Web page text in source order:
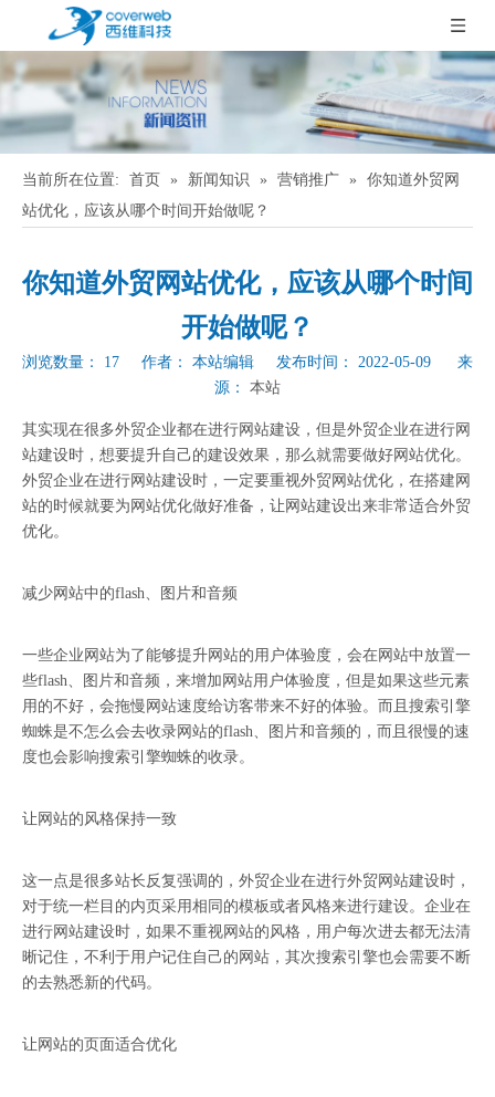
当前所在位置: 首页 » 新闻知识 » 营销推广 »
你知道外贸网
站优化，应该从哪个时间开始做呢？
你知道外贸网站优化，应该从哪个时间
开始做呢？
浏览数量： 17 作者： 本站编辑 发布时间： 2022-05-09 来
源： 本站
["wechat","weibo","qzone","douban","email"]
其实现在很多外贸企业都在进行网站建设，但是外贸企业在进行网
站建设时，想要提升自己的建设效果，那么就需要做好网站优化。
外贸企业在进行网站建设时，一定要重视外贸网站优化，在搭建网
站的时候就要为网站优化做好准备，让网站建设出来非常适合外贸
优化。
减少网站中的flash、图片和音频
一些企业网站为了能够提升网站的用户体验度，会在网站中放置一
些flash、图片和音频，来增加网站用户体验度，但是如果这些元素
用的不好，会拖慢网站速度给访客带来不好的体验。而且搜索引擎
蜘蛛是不怎么会去收录网站的flash、图片和音频的，而且很慢的速
度也会影响搜索引擎蜘蛛的收录。
让网站的风格保持一致
这一点是很多站长反复强调的，外贸企业在进行外贸网站建设时，
对于统一栏目的内页采用相同的模板或者风格来进行建设。企业在
进行网站建设时，如果不重视网站的风格，用户每次进去都无法清
晰记住，不利于用户记住自己的网站，其次搜索引擎也会需要不断
的去熟悉新的代码。
让网站的页面适合优化